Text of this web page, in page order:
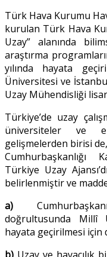
Türk Hava Kurumu
kurulan Türk Hava
Uzay” alanında
araştırma
yılında hayata
Üniversitesi ve
Uzay Mühendisliği
Türkiye’de uzay
üniversiteler ve
gelişmelerden birisi de,
Cumhurbaşkanlığı
Türkiye Uzay
belirlenmiştir ve
a)
doğrultusunda Millî
hayata geçirilmesi için